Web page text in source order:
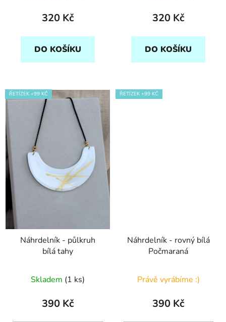
320 Kč
DO KOŠÍKU
320 Kč
DO KOŠÍKU
ŘETÍZEK +99 KČ
Náhrdelník - půlkruh
bílá tahy
Skladem (1 ks)
390 Kč
ŘETÍZEK +99 KČ
Náhrdelník - rovný bílá
Počmaraná
Právě vyrábíme :)
390 Kč